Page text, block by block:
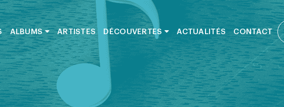
ALBUMS ARTISTES DÉCOUVERTES ACTUALITÉS CONTACT